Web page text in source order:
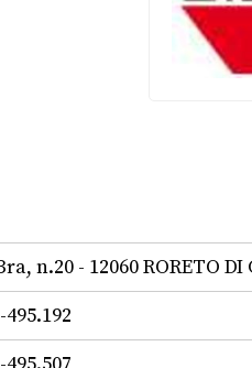
n.20 - 12060 RORETO DI
495.192